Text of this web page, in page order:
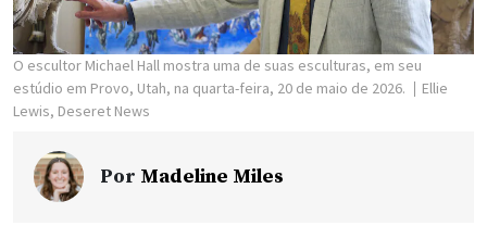
O escultor Michael Hall mostra uma de suas esculturas, em seu
estúdio em Provo, Utah, na quarta-feira, 20 de maio de 2026.
Ellie
Lewis, Deseret News
Por Madeline Miles